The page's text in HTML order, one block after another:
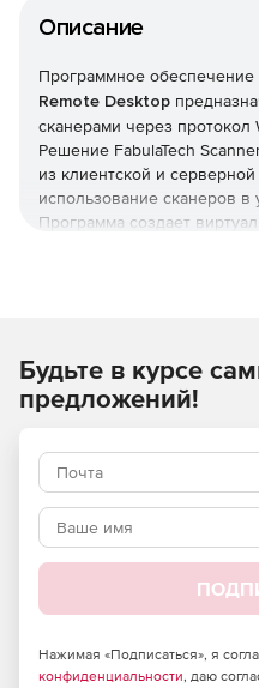
Описание
Программное обеспечение
Remote Desktop
сканерами через протокол
Решение FabulaTech
из клиентской и
использование сканеров
Программа создает
нужного устройства в
Scanner for Remote Desktop
терминальными и
изображениями,
камер. FabulaTech Scanner
под управлением Windows
Server 2003, Server 2008,
Будьте в курсе
предложений!
Нажимая «Подписаться», я
конфиденциальности, даю